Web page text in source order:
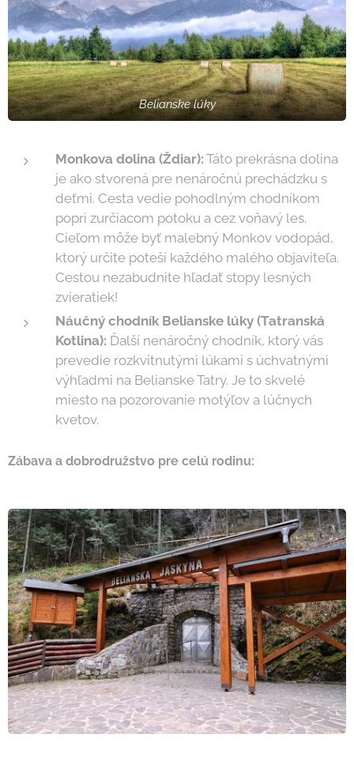
Belianske lúky
Monkova dolina (Ždiar): Táto prekrásna dolina
je ako stvorená pre nenáročnú prechádzku s
deťmi. Cesta vedie pohodlným chodníkom
popri zurčiacom potoku a cez voňavý les.
Cieľom môže byť malebný Monkov vodopád,
ktorý určite poteší každého malého objaviteľa.
Cestou nezabudnite hľadať stopy lesných
zvieratiek!
Náučný chodník Belianske lúky (Tatranská
Kotlina): Ďalší nenáročný chodník, ktorý vás
prevedie rozkvitnutými lúkami s úchvatnými
výhľadmi na Belianske Tatry. Je to skvelé
miesto na pozorovanie motýľov a lúčnych
kvetov.
Zábava a dobrodružstvo pre celú rodinu: